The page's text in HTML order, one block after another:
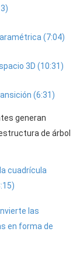
(7:04)
3D (10:31)
(6:31)
generan
de árbol
cuadrícula
las
en forma de